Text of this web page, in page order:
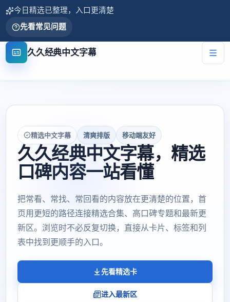
今日精选已整理，入口更清楚
先看常见问题
久久经典中文字幕
精选中文字幕 清爽排版 移动端友好
久久经典中文字幕，精选
口碑内容一站看懂
把常看、常找、常回看的内容放在更清楚的位置，首
页用更短的路径连接精选合集、高口碑专题和最新更
新区。浏览时不必反复切换，直接从卡片、标签和列
表中找到更顺手的入口。
先看精选卡
进入最新区